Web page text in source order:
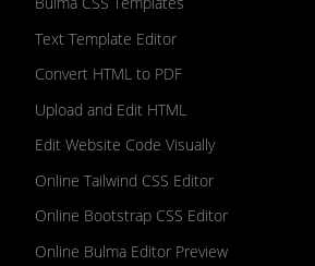
Text Template Editor
Convert HTML to PDF
Upload and Edit HTML
Edit Website Code Visually
Online Tailwind CSS Editor
Online Bootstrap CSS Editor
Online Bulma Editor Preview